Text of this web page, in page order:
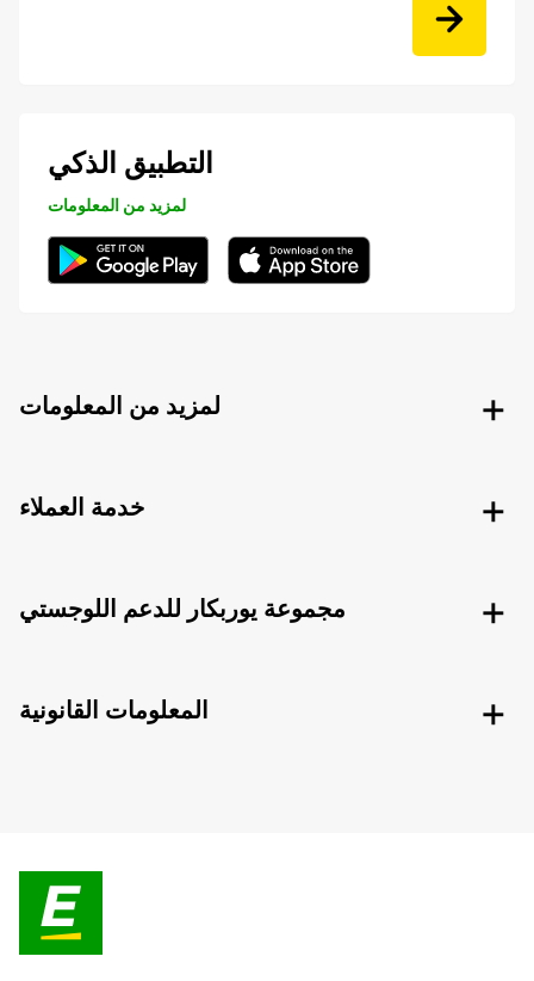
التطبيق الذكي
لمزيد من المعلومات
لمزيد من المعلومات
خدمة العملاء
مجموعة يوربكار للدعم اللوجستي
المعلومات القانونية